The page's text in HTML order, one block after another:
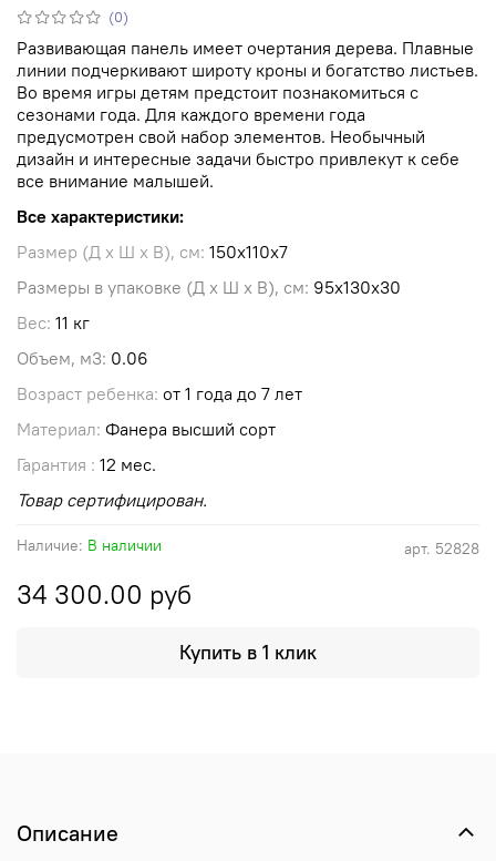
(0)
арт. 52828
Наличие: В наличии
34 300.00 руб
Купить в 1 клик
Развивающая панель имеет очертания дерева. Плавные
линии подчеркивают широту кроны и богатство листьев.
Во время игры детям предстоит познакомиться с
сезонами года. Для каждого времени года
предусмотрен свой набор элементов. Необычный
дизайн и интересные задачи быстро привлекут к себе
все внимание малышей.
Все характеристики:
Размер (Д х Ш х В), см: 150х110х7
Размеры в упаковке (Д х Ш х В), см: 95х130х30
Вес: 11 кг
Объем, м3: 0.06
Возраст ребенка: от 1 года до 7 лет
Материал: Фанера высший сорт
Гарантия : 12 мес.
Товар сертифицирован.
Описание